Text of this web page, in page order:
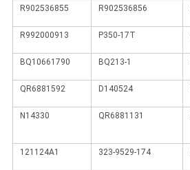
R902536855 R902536856
R992000913 P350-17T
BQ10661790 BQ213-1
QR6881592 D140524
N14330 QR6881131
121124A1 323-9529-174